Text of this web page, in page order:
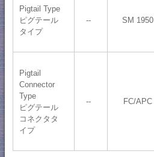
Pigtail Type
ピグテール
タイプ
-- SM 1950
Pigtail
Connector
Type
ピグテール
コネクタタ
イプ
-- FC/APC